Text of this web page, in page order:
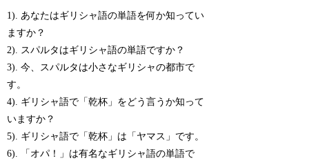
1). あなたはギリシャ語の単語を何か知ってい
ますか？
2). スパルタはギリシャ語の単語ですか？
3). 今、スパルタは小さなギリシャの都市で
す。
4). ギリシャ語で「乾杯」をどう言うか知って
いますか？
5). ギリシャ語で「乾杯」は「ヤマス」です。
6). 「オパ！」は有名なギリシャ語の単語で